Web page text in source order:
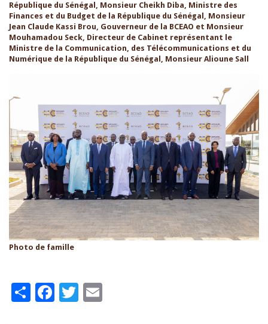
République du Sénégal, Monsieur Cheikh Diba, Ministre des
Finances et du Budget de la République du Sénégal, Monsieur
Jean Claude Kassi Brou, Gouverneur de la BCEAO et Monsieur
Mouhamadou Seck, Directeur de Cabinet représentant le
Ministre de la Communication, des Télécommunications et du
Numérique de la République du Sénégal, Monsieur Alioune Sall
Photo de famille
ShareFacebook
Twitter